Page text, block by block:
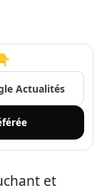
Actualités
et